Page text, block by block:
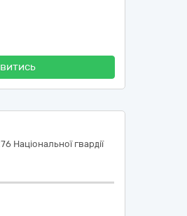
Національної гвардії